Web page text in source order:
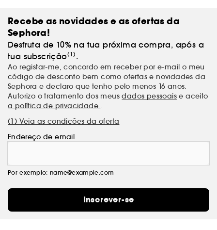
Recebe as novidades e as ofertas da
Sephora!
Desfruta de 10% na tua próxima compra, após a
tua subscrição(1) .
Ao registar-me, concordo em receber por e-mail o meu
código de desconto bem como ofertas e novidades da
Sephora e declaro que tenho pelo menos 16 anos.
Autorizo o tratamento dos meusdados pessoais e aceito
a política de privacidade..
(1) Veja as condições da oferta
Endereço de email
Por exemplo: name@example.com
Inscrever-se